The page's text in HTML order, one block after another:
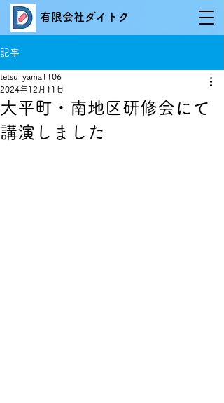
有限会社ダイトク
記事
大平町・南地区研修会にて
講演しました
tetsu-yama1106
2024年12月11日